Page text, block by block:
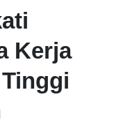
Kerja